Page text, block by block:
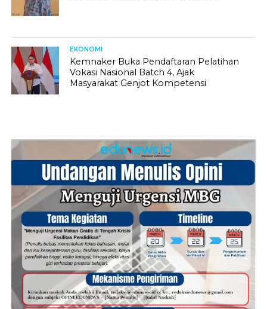
EKONOMI
Kemnaker Buka Pendaftaran Pelatihan
Vokasi Nasional Batch 4, Ajak
Masyarakat Genjot Kompetensi